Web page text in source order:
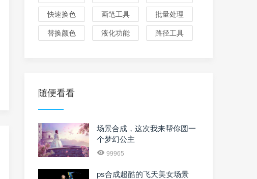
快速换色 画笔工具 批量处理
替换颜色 液化功能 路径工具
随便看看
场景合成，这次我来帮你圆一
个梦幻公主
99965
ps合成超酷的飞天美女场景